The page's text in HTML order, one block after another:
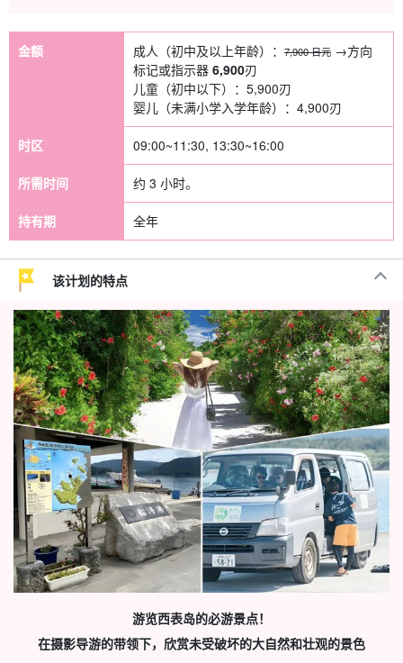
金额 成人（初中及以上年龄）： 7,900 日元 →方向
标记或指示器 6,900刃
儿童（初中以下）： 5,900刃
婴儿（未满小学入学年龄）： 4,900刃
时区 09:00~11:30, 13:30~16:00
所需时间 约 3 小时。
持有期 全年
该计划的特点
游览西表岛的必游景点！
在摄影导游的带领下，欣赏未受破坏的大自然和壮观的景色